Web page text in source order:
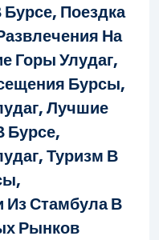
Поездка
На
Горы Улудаг,
Бурсы,
Лучшие
Бурсе,
Туризм В
Стамбула В
Рынков